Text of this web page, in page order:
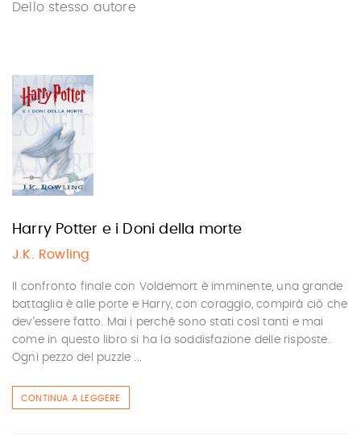
Dello stesso autore
Harry Potter e i Doni della morte
J.K. Rowling
Il confronto finale con Voldemort è imminente, una grande
battaglia è alle porte e Harry, con coraggio, compirà ciò che
dev’essere fatto. Mai i perché sono stati così tanti e mai
come in questo libro si ha la soddisfazione delle risposte.
Ogni pezzo del puzzle ...
CONTINUA A LEGGERE